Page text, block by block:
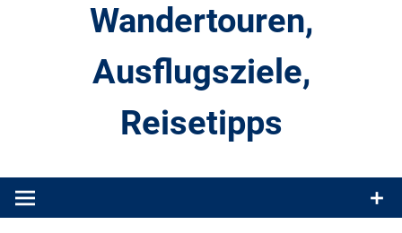
Wandertouren,
Ausflugsziele,
Reisetipps
Produkttests und Buchrezensionen. Ein Blog für alle, die gern